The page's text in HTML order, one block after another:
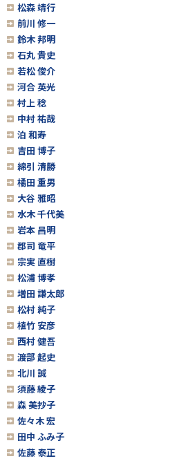
松森 靖行
前川 修一
鈴木 邦明
石丸 貴史
若松 俊介
河合 英光
村上 稔
中村 祐哉
泊 和寿
吉田 博子
綿引 清勝
橘田 重男
大谷 雅昭
水木 千代美
岩本 昌明
郡司 竜平
宗実 直樹
松浦 博孝
増田 謙太郎
松村 純子
植竹 安彦
西村 健吾
渡部 起史
北川 誠
須藤 綾子
森 美抄子
佐々木 宏
田中 ふみ子
佐藤 泰正